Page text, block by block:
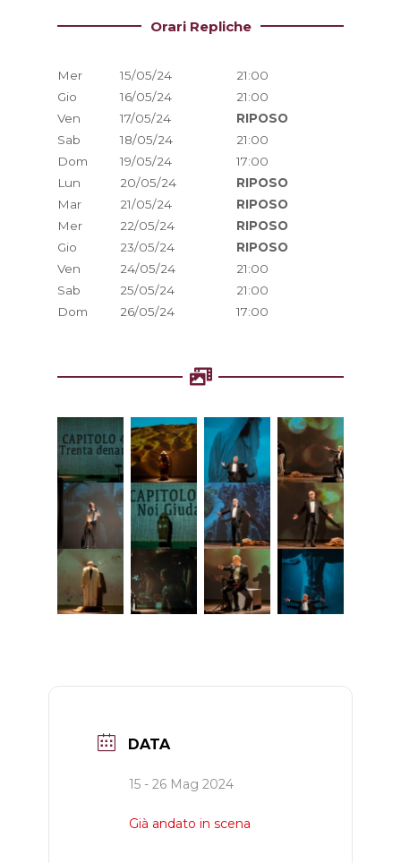
Orari Repliche
Mer 15/05/24
21:00
Gio
16/05/24
21:00
Ven
17/05/24
RIPOSO
Sab
18/05/24
21:00
Dom
19/05/24
17:00
Lun
20/05/24
RIPOSO
Mar
21/05/24
RIPOSO
Mer
22/05/24
RIPOSO
Gio
23/05/24
RIPOSO
Ven
24/05/24
21:00
Sab
25/05/24
21:00
Dom
26/05/24 17:00
DATA
15 - 26 Mag 2024
Già andato in scena